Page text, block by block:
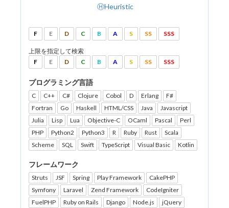
ⒽHeuristic
F E D C B A S SS SSS
上限を指定して検索
F
E D C B A S SS SSS
プログラミング言語
C C++ C# Clojure Cobol D Erlang
F#
Fortran
Go Haskell HTML/CSS Java
Javascript
Julia
Lisp Lua Objective-C OCaml Pascal
Perl
PHP
Python2 Python3 R Ruby Rust
Scala
Scheme
SQL Swift TypeScript Visual Basic Kotlin
フレームワーク
Struts JSF Spring Play Framework
CakePHP
Symfony
Laravel Zend Framework
CodeIgniter
FuelPHP
Ruby on Rails Django Node.js
jQuery